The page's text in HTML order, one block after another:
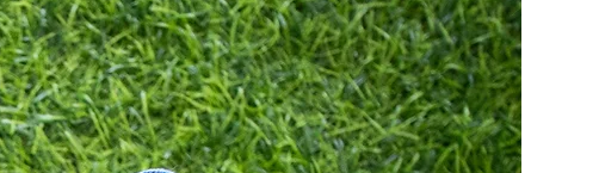
8.5 27.5 42.5
9 28 43
9.5 28.5 44
10 29 44.5